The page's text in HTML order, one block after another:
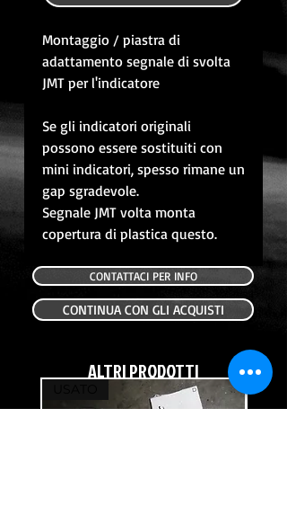
Montaggio / piastra di
adattamento segnale di svolta
JMT per l'indicatore
Se gli indicatori originali
possono essere sostituiti con
mini indicatori, spesso rimane un
gap sgradevole.
Segnale JMT volta monta
copertura di plastica questo.
CONTATTACI PER INFO
CONTINUA CON GLI ACQUISTI
ALTRI PRODOTTI